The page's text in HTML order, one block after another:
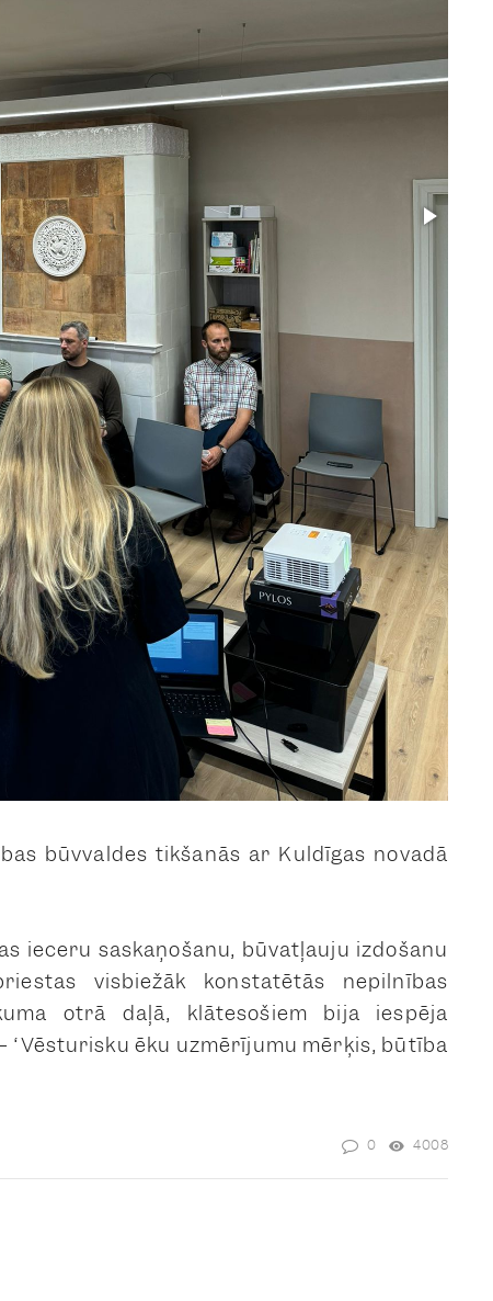
būvvaldes tikšanās ar Kuldīgas novadā
ieceru saskaņošanu, būvatļauju izdošanu
visbiežāk konstatētās nepilnības
otrā daļā, klātesošiem bija iespēja
ēku uzmērījumu mērķis, būtība
0 4008